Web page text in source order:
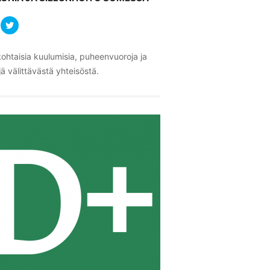
kuulumisia, puheenvuoroja ja
välittävästä yhteisöstä.